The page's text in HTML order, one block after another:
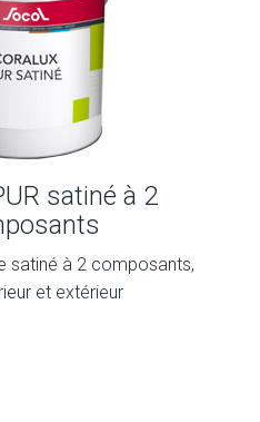
satiné à 2
satiné à 2 composants,
et extérieur